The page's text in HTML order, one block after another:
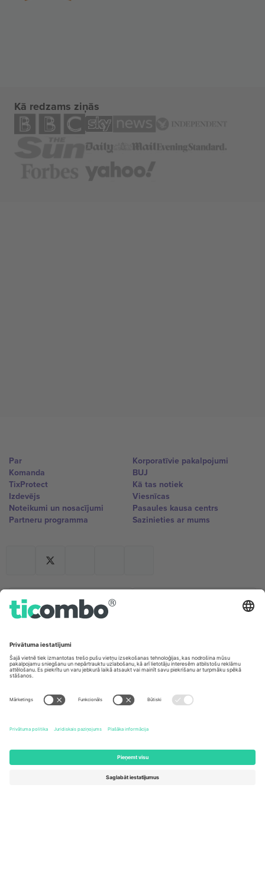
Kā redzams ziņās
Par
Komanda
TixProtect
Izdevējs
Noteikumi un nosacījumi
Partneru programma
Korporatīvie pakalpojumi
BUJ
Kā tas notiek
Viesnīcas
Pasaules kausa centrs
Sazinieties ar mums
Biroji un atbalsts
Germany
Berlin, Germany
United Kingdom
London, EC1V 1AW, United
United States
131 Continental Dr, Suite 305,
Newark, Delaware 19713, United
Switzerland
Dorfstrasse 52a, 6390
Engelberg, Switzerland